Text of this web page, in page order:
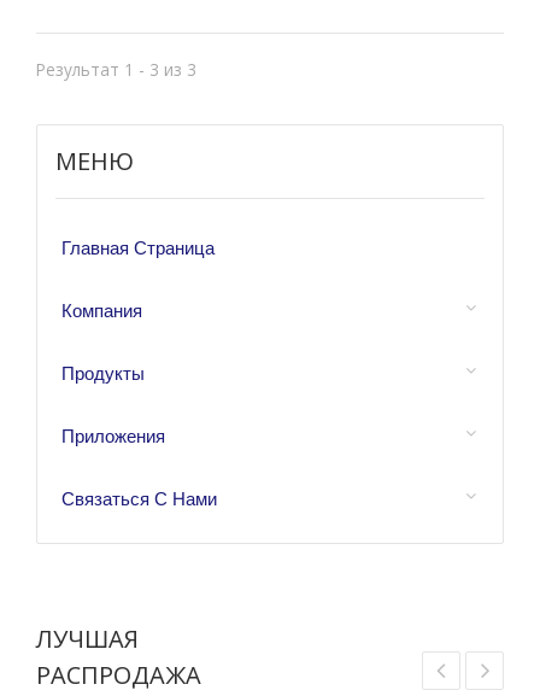
для использования в системах,
регулирующего клапана для
гидравлической цепи до
Результат 1 - 3 из 3
МЕНЮ
Главная Страница
Компания
Продукты
Приложения
Связаться С Нами
ЛУЧШАЯ
РАСПРОДАЖА